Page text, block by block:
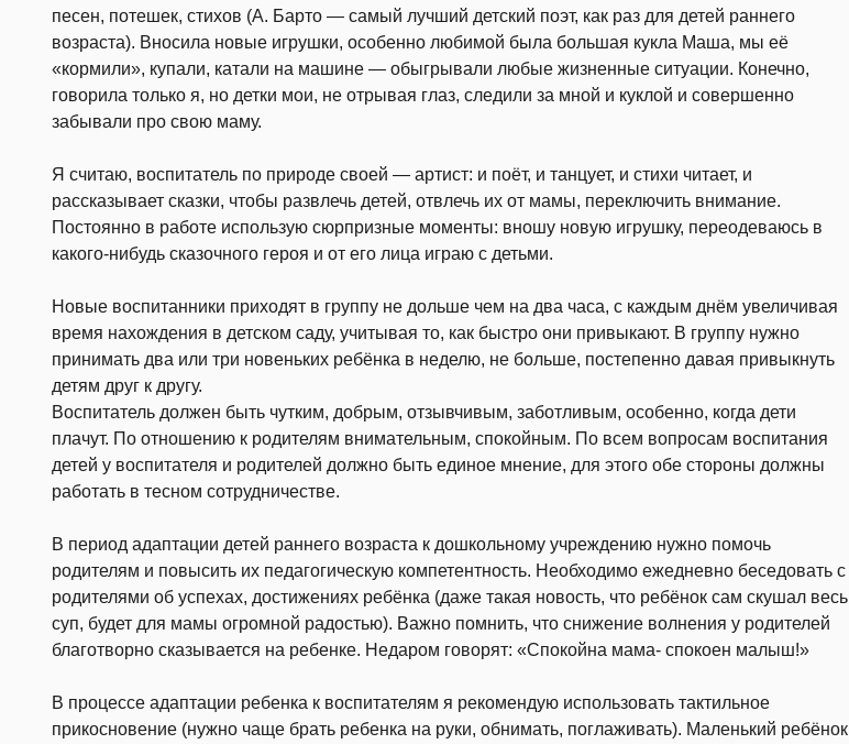
песен, потешек, стихов (А. Барто — самый лучший детский поэт, как раз для детей раннего
возраста). Вносила новые игрушки, особенно любимой была большая кукла Маша, мы её
«кормили», купали, катали на машине — обыгрывали любые жизненные ситуации. Конечно,
говорила только я, но детки мои, не отрывая глаз, следили за мной и куклой и совершенно
забывали про свою маму.
Я считаю, воспитатель по природе своей — артист: и поёт, и танцует, и стихи читает, и
рассказывает сказки, чтобы развлечь детей, отвлечь их от мамы, переключить внимание.
Постоянно в работе использую сюрпризные моменты: вношу новую игрушку, переодеваюсь в
какого-нибудь сказочного героя и от его лица играю с детьми.
Новые воспитанники приходят в группу не дольше чем на два часа, с каждым днём увеличивая
время нахождения в детском саду, учитывая то, как быстро они привыкают. В группу нужно
принимать два или три новеньких ребёнка в неделю, не больше, постепенно давая привыкнуть
детям друг к другу.
Воспитатель должен быть чутким, добрым, отзывчивым, заботливым, особенно, когда дети
плачут. По отношению к родителям внимательным, спокойным. По всем вопросам воспитания
детей у воспитателя и родителей должно быть единое мнение, для этого обе стороны должны
работать в тесном сотрудничестве.
В период адаптации детей раннего возраста к дошкольному учреждению нужно помочь
родителям и повысить их педагогическую компетентность. Необходимо ежедневно беседовать с
родителями об успехах, достижениях ребёнка (даже такая новость, что ребёнок сам скушал весь
суп, будет для мамы огромной радостью). Важно помнить, что снижение волнения у родителей
благотворно сказывается на ребенке. Недаром говорят: «Спокойна мама- спокоен малыш!»
В процессе адаптации ребенка к воспитателям я рекомендую использовать тактильное
прикосновение (нужно чаще брать ребенка на руки, обнимать, поглаживать). Маленький ребёнок